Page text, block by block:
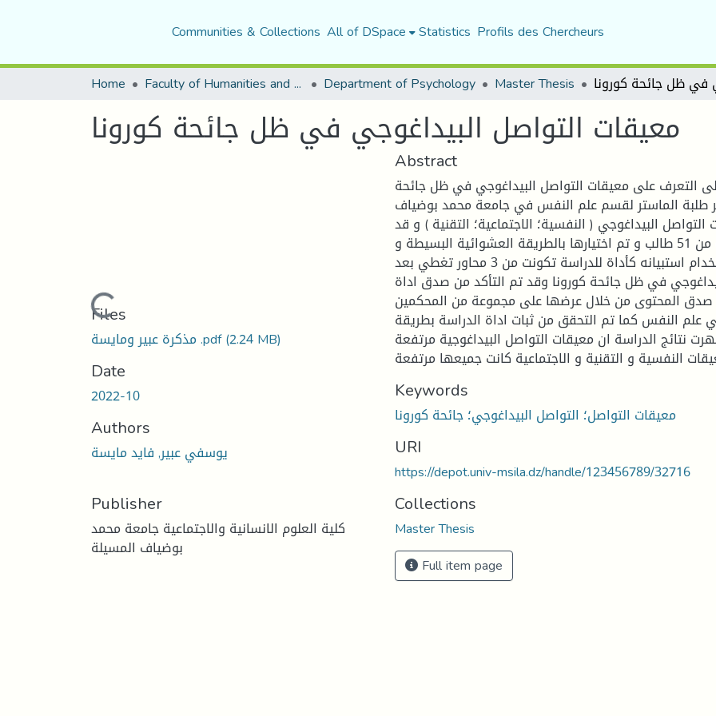
Communities & Collections All of DSpace Statistics Profils des Chercheurs
Home Faculty of Humanities and Social Sciences Department of Psychology Master Thesis
معيقات التواصل البيداغوجي في ظل جائحة كورونا
Loading...
Files
مذكرة عبير ومايسة .pdf(2.24 MB)
Date
2022-10
Authors
يوسفي عبير, فايد مايسة
Publisher
كلية العلوم الانسانية والاجتماعية جامعة محمد
بوضياف المسيلة
Abstract
التعرف على معيقات التواصل البيداغوجي في ظل جائحة
طلبة الماستر لقسم علم النفس في جامعة محمد بوضياف
البيداغوجي ( النفسية؛ الاجتماعية؛ التقنية ) و قد
تكونت عينة الدراسة من 51 طالب و تم اختيارها بالطريقة العشوائية البسيطة و
قد قام الباحث باستخدام استبيانه كأداة للدراسة تكونت من 3 محاور تغطي بعد
في ظل جائحة كورونا وقد تم التأكد من صدق اداة
صدق المحتوى من خلال عرضها على مجموعة من المحكمين
علم النفس كما تم التحقق من ثبات اداة الدراسة بطريقة
نتائج الدراسة ان معيقات التواصل البيداغوجية مرتفعة
النفسية و التقنية و الاجتماعية كانت جميعها مرتفعة
Keywords
معيقات التواصل؛ التواصل البيداغوجي؛ جائحة كورونا
URI
https://depot.univ-msila.dz/handle/123456789/32716
Collections
Master Thesis
Full item page